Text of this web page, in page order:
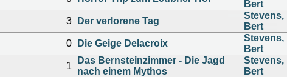
Bert
3 Der verlorene Tag
Stevens,
Bert
0 Die Geige Delacroix
Stevens,
Bert
1
Das Bernsteinzimmer - Die Jagd
nach einem Mythos
Stevens,
Bert